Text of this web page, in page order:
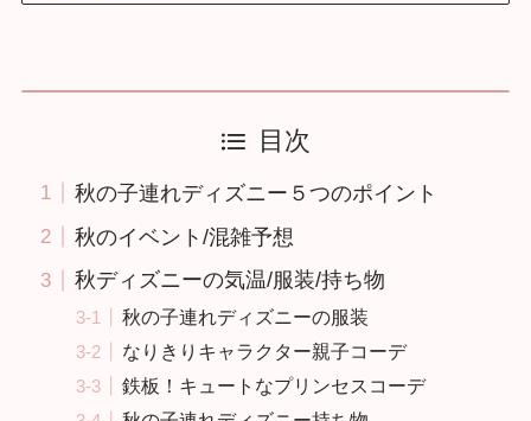
目次
秋の子連れディズニー５つのポイント
秋のイベント/混雑予想
秋ディズニーの気温/服装/持ち物
秋の子連れディズニーの服装
なりきりキャラクター親子コーデ
鉄板！キュートなプリンセスコーデ